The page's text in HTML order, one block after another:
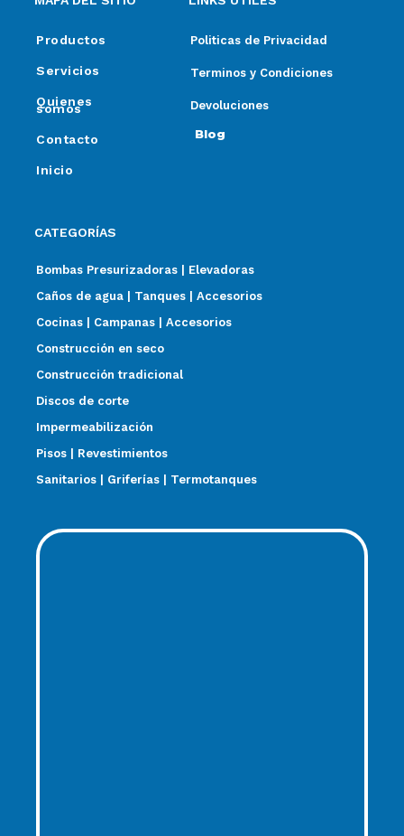
Productos
Servicios
Quienes
somos
Contacto
Inicio
Politicas de Privacidad
Terminos y Condiciones
Devoluciones
Blog
CATEGORÍAS
Bombas Presurizadoras | Elevadoras
Caños de agua | Tanques | Accesorios
Cocinas | Campanas | Accesorios
Construcción en seco
Construcción tradicional
Discos de corte
Impermeabilización
Pisos | Revestimientos
Sanitarios | Griferías | Termotanques